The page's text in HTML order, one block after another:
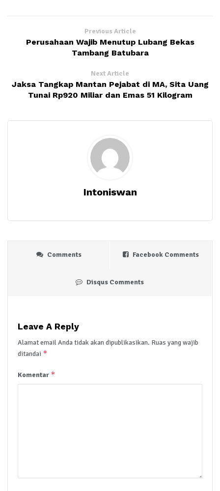
Previous Article
Perusahaan Wajib Menutup Lubang Bekas
Tambang Batubara
Next Article
Jaksa Tangkap Mantan Pejabat di MA, Sita Uang
Tunai Rp920 Miliar dan Emas 51 Kilogram
Intoniswan
Comments Facebook Comments
Disqus Comments
Leave A Reply
Alamat email Anda tidak akan dipublikasikan. Ruas yang wajib
ditandai *
Komentar *